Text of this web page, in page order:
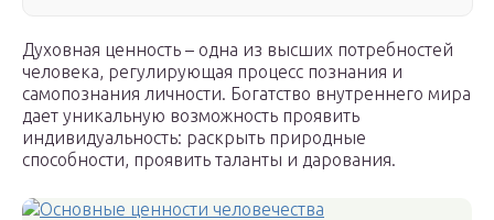
Духовная ценность – одна из высших потребностей
человека, регулирующая процесс познания и
самопознания личности. Богатство внутреннего мира
дает уникальную возможность проявить
индивидуальность: раскрыть природные
способности, проявить таланты и дарования.